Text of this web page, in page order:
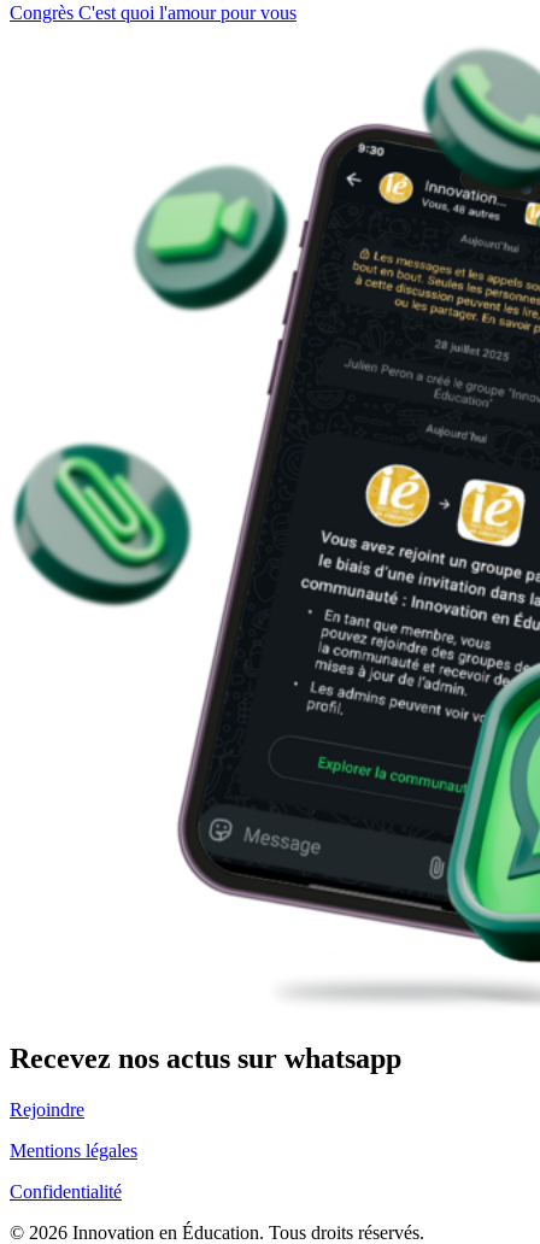
Congrès C'est quoi l'amour pour vous
Recevez nos actus sur whatsapp
Rejoindre
Mentions légales
Confidentialité
© 2026 Innovation en Éducation. Tous droits réservés.